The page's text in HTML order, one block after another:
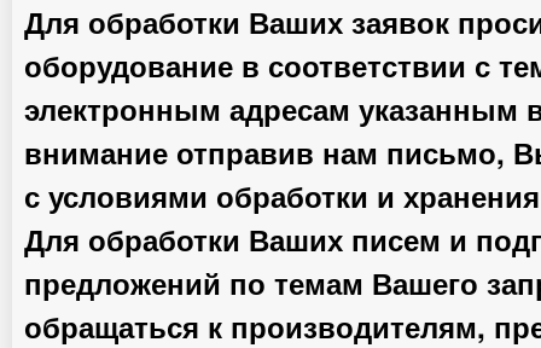
Для обработки Ваших заявок
оборудование в соответствии с
электронным адресам
внимание отправив нам письмо,
с условиями обработки и
Для обработки Ваших писем и
предложений по темам Вашего
обращаться к производителям,